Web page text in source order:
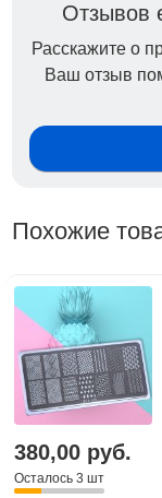
Отзывов
Расскажите о
Ваш отзыв
Похожие
380,00 руб.
Осталось 3 шт